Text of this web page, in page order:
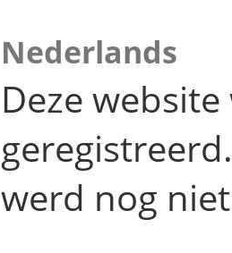
Nederlands
Deze
werd nog